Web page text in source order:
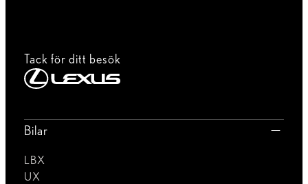
Tack för ditt besök
Bilar
LBX
UX